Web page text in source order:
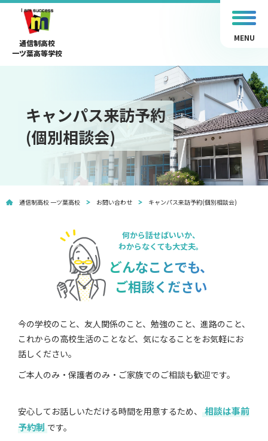
通信制高校
一ツ葉高等学校
MENU
キャンパス来訪予約
(個別相談会)
通信制高校 一ツ葉高校 お問い合わせ キャンパス来訪予約(個別相談会)
何から話せばいいか、
わからなくても大丈夫。
どんなことでも、
ご相談ください
今の学校のこと、友人関係のこと、勉強のこと、進路のこと、
これからの高校生活のことなど、気になることをお気軽にお
話しください。
ご本人のみ・保護者のみ・ご家族でのご相談も歓迎です。
安心してお話しいただける時間を用意するため、
相談は事前
予約制 です。